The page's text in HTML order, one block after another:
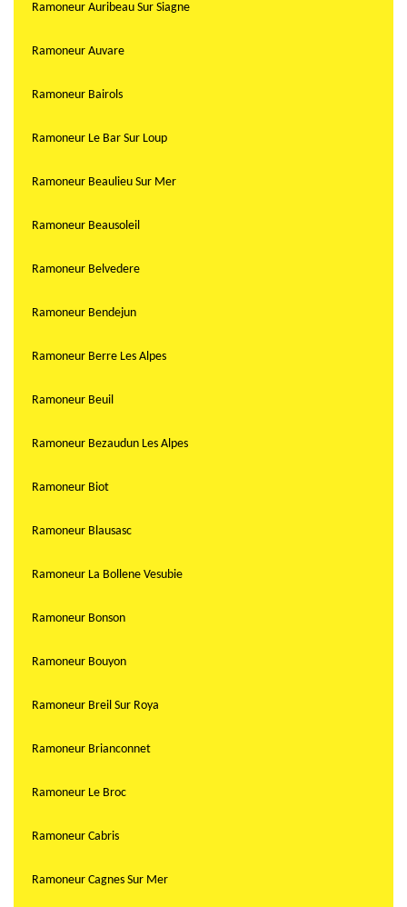
Ramoneur Auribeau Sur Siagne
Ramoneur Auvare
Ramoneur Bairols
Ramoneur Le Bar Sur Loup
Ramoneur Beaulieu Sur Mer
Ramoneur Beausoleil
Ramoneur Belvedere
Ramoneur Bendejun
Ramoneur Berre Les Alpes
Ramoneur Beuil
Ramoneur Bezaudun Les Alpes
Ramoneur Biot
Ramoneur Blausasc
Ramoneur La Bollene Vesubie
Ramoneur Bonson
Ramoneur Bouyon
Ramoneur Breil Sur Roya
Ramoneur Brianconnet
Ramoneur Le Broc
Ramoneur Cabris
Ramoneur Cagnes Sur Mer